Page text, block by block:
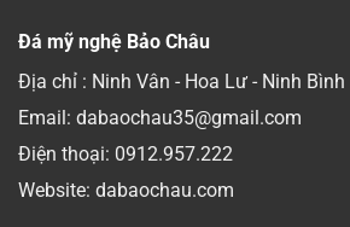
Đá mỹ nghệ Bảo Châu
Địa chỉ : Ninh Vân - Hoa Lư - Ninh Bình
Email: dabaochau35@gmail.com
Điện thoại: 0912.957.222
Website: dabaochau.com